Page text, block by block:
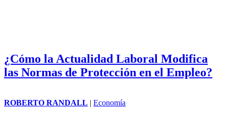
¿Cómo la Actualidad Laboral Modifica
las Normas de Protección en el Empleo?
ROBERTO RANDALL | Economía